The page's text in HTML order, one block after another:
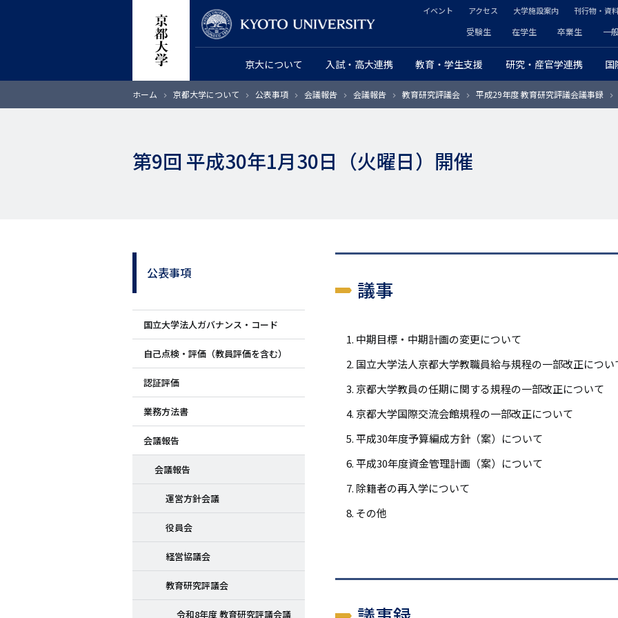
ン
京大について 入試・高大連携 教育・学生支援 研究・産官学連携 国
ヘ
ッ
ダ
プ
マ
リ
ン
ク
受験生 在学生 卒業生 一
ッ
ダ
ー
カ
リ
ン
ク
イベント アクセス 大学施設案内 刊行物・資
ホーム 京都大学について 公表事項 会議報告 会議報告 教育研究評議会 平成29年度 教育研究評議会議事録
第9回 平成30年1月30日（火曜日）開催
サ
イ
ド
メ
ニ
ュ
ー
公表事項
国立大学法人ガバナンス・コード
自己点検・評価（教員評価を含む）
認証評価
業務方法書
会議報告
会議報告
運営方針会議
役員会
経営協議会
教育研究評議会
令和8年度 教育研究評議会議
議事
中期目標・中期計画の変更について
国立大学法人京都大学教職員給与規程の一部改正につい
京都大学教員の任期に関する規程の一部改正について
京都大学国際交流会館規程の一部改正について
平成30年度予算編成方針（案）について
平成30年度資金管理計画（案）について
除籍者の再入学について
その他